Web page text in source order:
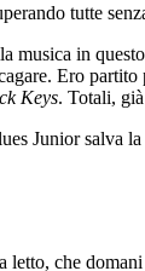
tutte
musica in
Ero
Keys. Totali,
Junior salva
che domani